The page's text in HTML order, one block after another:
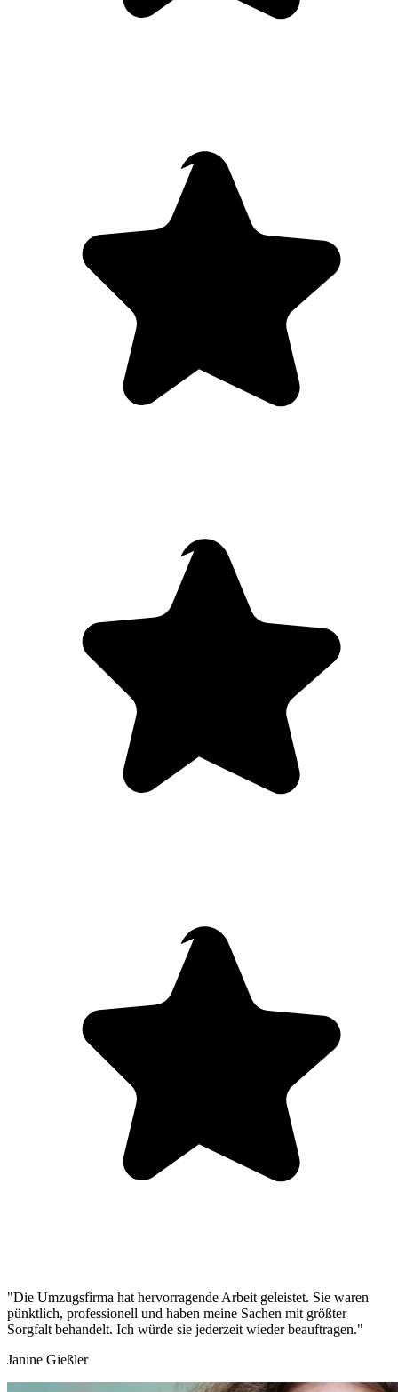
"Die Umzugsfirma hat hervorragende Arbeit geleistet. Sie waren
pünktlich, professionell und haben meine Sachen mit größter
Sorgfalt behandelt. Ich würde sie jederzeit wieder beauftragen."
Janine Gießler